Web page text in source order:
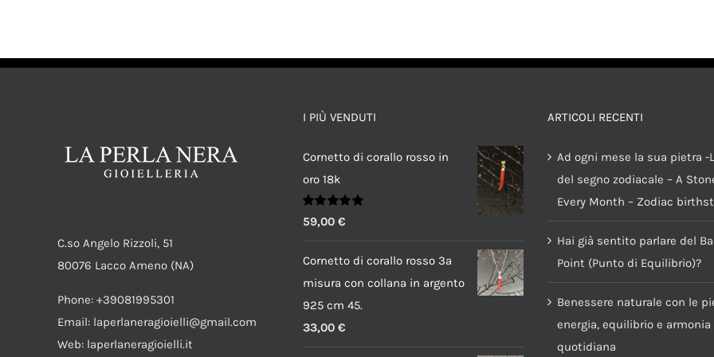
DETTAGLI
C.so Angelo Rizzoli, 51
80076 Lacco Ameno (NA)
Phone: +39081995301
Email: laperlaneragioielli@gmail.com
Web: laperlaneragioielli.it
I PIÙ VENDUTI
Cornetto di corallo rosso in
oro 18k
Valutato
5.00 su 5
59,00 €
Cornetto di corallo rosso 3a
misura con collana in argento
925 cm 45.
33,00 €
ARTICOLI RECENTI
Ad ogni mese la sua pietra -
del segno zodiacale – A
Every Month – Zodiac
Hai già sentito parlare del
Point (Punto di Equilibrio)?
Benessere naturale con le
energia, equilibrio e armonia
quotidiana